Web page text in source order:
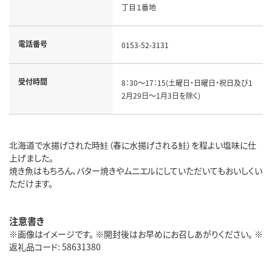
丁目１番地
電話番号 0153-52-3131
受付時間
8：30～17：15(土曜日・日曜日・祝日及び1
2月29日～1月3日を除く)
北海道で水揚げされた時鮭（春に水揚げされる鮭）を程よい塩味に仕
上げました。
焼き魚はもちろん、バター焼きやムニエルにしていただいてもおいしくい
ただけます。
注意書き
※画像はイメージです。 ※開封後はお早めにお召しあがりください。 ※
返礼品コード: 58631380